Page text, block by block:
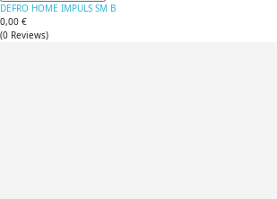
DEFRO HOME IMPULS SM B
0,00 €
(0 Reviews)